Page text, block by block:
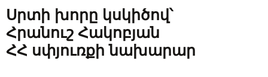
Սրտի խորը կսկիծով՝
Հրանուշ Հակոբյան
ՀՀ սփյուռքի նախարար